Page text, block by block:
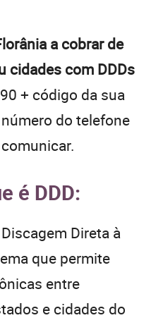
a cobrar de
cidades com DDDs
+ código da sua
do telefone
é DDD:
Direta à
que permite
entre
e cidades do